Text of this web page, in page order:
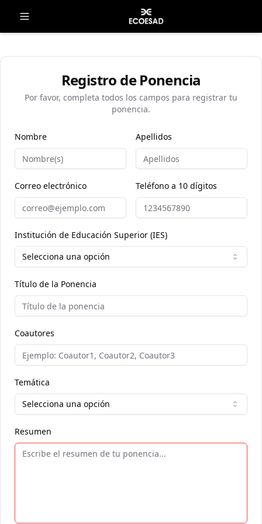
Registro de Ponencia
Por favor, completa todos los campos para registrar tu
ponencia.
Nombre Apellidos
Correo electrónico Teléfono a 10 dígitos
Institución de Educación Superior (IES)
Selecciona una opción
Título de la Ponencia
Coautores
Temática
Selecciona una opción
Resumen